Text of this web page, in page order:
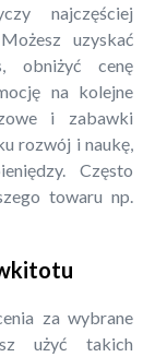
najczęściej
uzyskać
obniżyć cenę
na kolejne
i zabawki
rozwój i naukę,
Często
towaru np.
za wybrane
użyć takich